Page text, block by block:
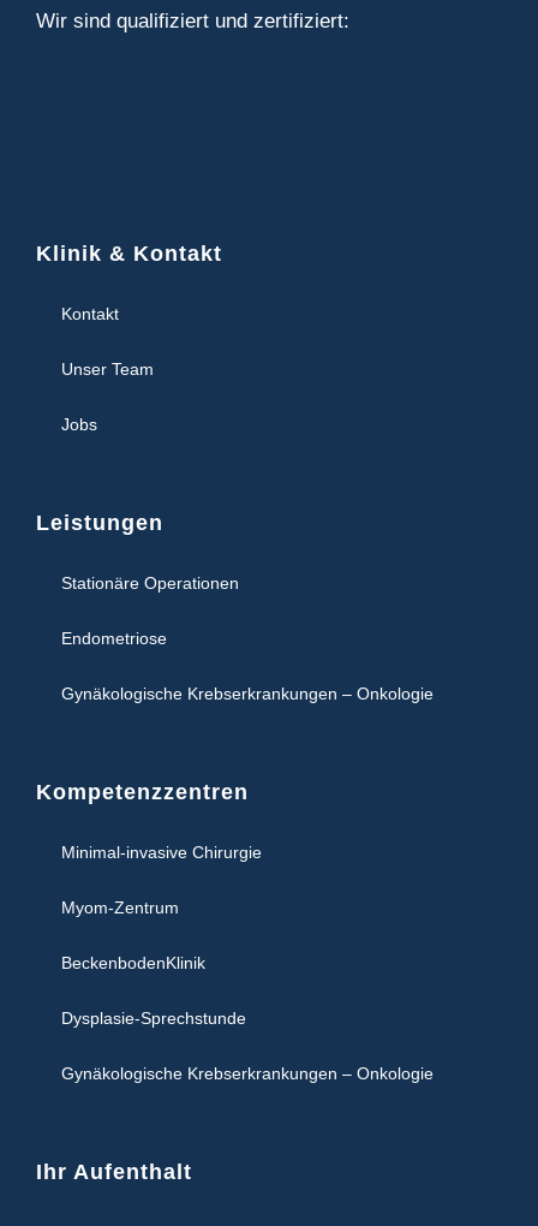
Wir sind qualifiziert und zertifiziert:
Klinik & Kontakt
Kontakt
Unser Team
Jobs
Leistungen
Stationäre Operationen
Endometriose
Gynäkologische Krebserkrankungen – Onkologie
Kompetenzzentren
Minimal-invasive Chirurgie
Myom-Zentrum
BeckenbodenKlinik
Dysplasie-Sprechstunde
Gynäkologische Krebserkrankungen – Onkologie
Ihr Aufenthalt